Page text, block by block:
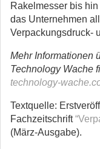
Rakelmesser bis
das Unternehmen
Verpackungsdruck-
Mehr Informationen
Technology Wache
technology-
Textquelle:
Fachzeitschrift
(März-Ausgabe).